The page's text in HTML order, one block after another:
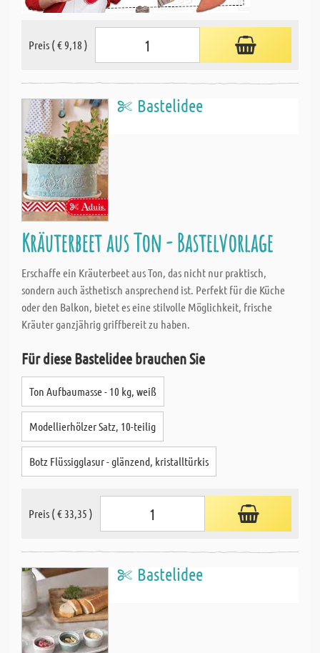
Preis ( € 9,18 )
Bastelidee
Kräuterbeet aus Ton - Bastelvorlage
Erschaffe ein Kräuterbeet aus Ton, das nicht nur praktisch,
sondern auch ästhetisch ansprechend ist. Perfekt für die Küche
oder den Balkon, bietet es eine stilvolle Möglichkeit, frische
Kräuter ganzjährig griffbereit zu haben.
Für diese Bastelidee brauchen Sie
Ton Aufbaumasse - 10 kg, weiß
Modellierhölzer Satz, 10-teilig
Botz Flüssigglasur - glänzend, kristalltürkis
Preis ( € 33,35 )
Bastelidee